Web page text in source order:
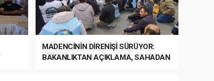
MADENCİNİN DİRENİŞİ SÜRÜYOR:
BAKANLIKTAN AÇIKLAMA, SAHADAN